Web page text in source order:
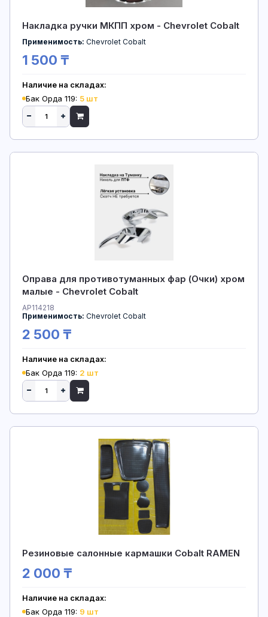
Накладка ручки МКПП хром - Chevrolet Cobalt
Применимость: Chevrolet Cobalt
1 500 ₸
Наличие на складах:
Бак Орда 119: 5 шт
Оправа для противотуманных фар (Очки) хром
малые - Chevrolet Cobalt
AP114218
Применимость: Chevrolet Cobalt
2 500 ₸
Наличие на складах:
Бак Орда 119: 2 шт
Резиновые салонные кармашки Cobalt RAMEN
2 000 ₸
Наличие на складах:
Бак Орда 119: 9 шт